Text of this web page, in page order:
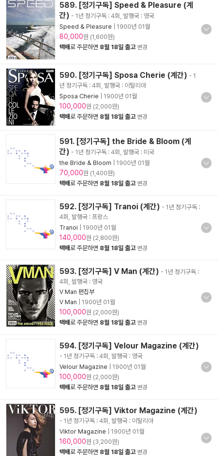
589. [정기구독] Speed & Pleasure (계
간) - 1년 정기구독 : 4회, 발행국 : 영국
Speed & Pleasure
1900년 01월
80,000원 (1,600원)
택배로 주문하면 8월 18일 출고 변경
590. [정기구독] Sposa Cherie (계간) - 1
년 정기구독 : 4회, 발행국 : 이탈리아
Sposa Cherie
1900년 01월
100,000원 (2,000원)
택배로 주문하면 8월 18일 출고 변경
591. [정기구독] the Bride & Bloom (계
간) - 1년 정기구독 : 4회, 발행국 : 미국
the Bride & Bloom
1900년 01월
70,000원 (1,400원)
택배로 주문하면 8월 18일 출고 변경
592. [정기구독] Tranoi (계간) - 1년 정기구독 :
4회, 발행국 : 프랑스
Tranoi
1900년 01월
140,000원 (2,800원)
택배로 주문하면 8월 18일 출고 변경
593. [정기구독] V Man (계간) - 1년 정기구독 :
4회, 발행국 : 영국
V Man 편집부
V Man
1900년 01월
100,000원 (2,000원)
택배로 주문하면 8월 18일 출고 변경
594. [정기구독] Velour Magazine (계간)
- 1년 정기구독 : 4회, 발행국 : 영국
Velour Magazine
1900년 01월
100,000원 (2,000원)
택배로 주문하면 8월 18일 출고 변경
595. [정기구독] Viktor Magazine (계간)
- 1년 정기구독 : 4회, 발행국 : 이탈리아
Viktor Magazine
1900년 01월
160,000원 (3,200원)
택배로 주문하면 8월 18일 출고 변경